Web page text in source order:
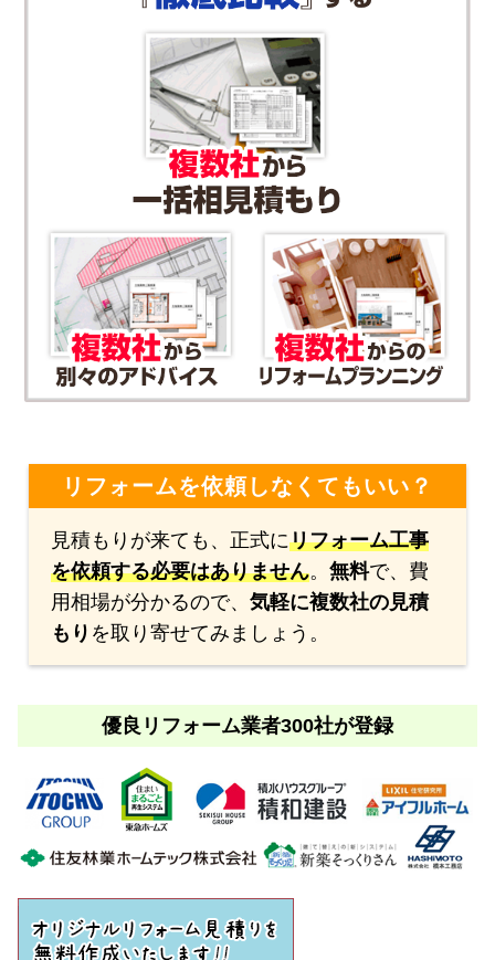
リフォームを依頼しなくてもいい？
見積もりが来ても、正式にリフォーム工事
を依頼する必要はありません。 無料で、費
用相場が分かるので、 気軽に複数社の見積
もり を取り寄せてみましょう。
優良リフォーム業者300社が登録